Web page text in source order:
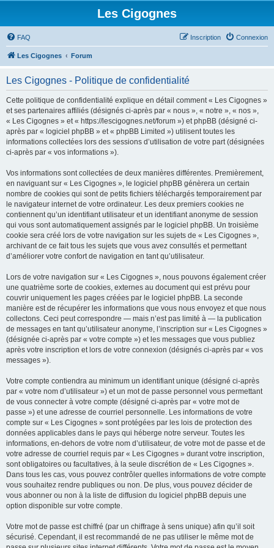
Les Cigognes
FAQ Connexion
Inscription
Les Cigognes Forum
Les Cigognes - Politique de confidentialité
Cette politique de confidentialité explique en détail comment « Les Cigognes »
et ses partenaires affiliés (désignés ci-après par « nous », « notre », « nos »,
« Les Cigognes » et « https://lescigognes.net/forum ») et phpBB (désigné ci-
après par « logiciel phpBB » et « phpBB Limited ») utilisent toutes les
informations collectées lors des sessions d’utilisation de votre part (désignées
ci-après par « vos informations »).
Vos informations sont collectées de deux manières différentes. Premièrement,
en naviguant sur « Les Cigognes », le logiciel phpBB génèrera un certain
nombre de cookies qui sont de petits fichiers téléchargés temporairement par
le navigateur internet de votre ordinateur. Les deux premiers cookies ne
contiennent qu’un identifiant utilisateur et un identifiant anonyme de session
qui vous sont automatiquement assignés par le logiciel phpBB. Un troisième
cookie sera créé lors de votre navigation sur les sujets de « Les Cigognes »,
archivant de ce fait tous les sujets que vous avez consultés et permettant
d’améliorer votre confort de navigation en tant qu’utilisateur.
Lors de votre navigation sur « Les Cigognes », nous pouvons également créer
une quatrième sorte de cookies, externes au document qui est prévu pour
couvrir uniquement les pages créées par le logiciel phpBB. La seconde
manière est de récupérer les informations que vous nous envoyez et que nous
collectons. Ceci peut correspondre — mais n’est pas limité à — la publication
de messages en tant qu’utilisateur anonyme, l’inscription sur « Les Cigognes »
(désignée ci-après par « votre compte ») et les messages que vous publiez
après votre inscription et lors de votre connexion (désignés ci-après par « vos
messages »).
Votre compte contiendra au minimum un identifiant unique (désigné ci-après
par « votre nom d’utilisateur ») et un mot de passe personnel vous permettant
de vous connecter à votre compte (désigné ci-après par « votre mot de
passe ») et une adresse de courriel personnelle. Les informations de votre
compte sur « Les Cigognes » sont protégées par les lois de protection des
données applicables dans le pays qui héberge notre serveur. Toutes les
informations, en-dehors de votre nom d’utilisateur, de votre mot de passe et de
votre adresse de courriel requis par « Les Cigognes » durant votre inscription,
sont obligatoires ou facultatives, à la seule discrétion de « Les Cigognes ».
Dans tous les cas, vous pouvez contrôler quelles informations de votre compte
vous souhaitez rendre publiques ou non. De plus, vous pouvez décider de
vous abonner ou non à la liste de diffusion du logiciel phpBB depuis une
option disponible sur votre compte.
Votre mot de passe est chiffré (par un chiffrage à sens unique) afin qu’il soit
sécurisé. Cependant, il est recommandé de ne pas utiliser le même mot de